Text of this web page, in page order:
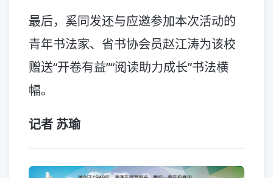
最后，奚同发还与应邀参加本次活动的
青年书法家、省书协会员赵江涛为该校
赠送“开卷有益”“阅读助力成长”书法横
幅。
记者 苏瑜